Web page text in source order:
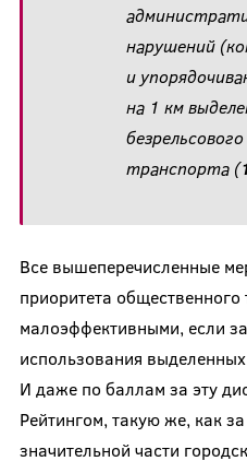
нарушений
и
на 1 км
транспорта (
Все вышеперечисленные
приоритета
малоэффективными, если
использования
И даже по баллам за эту
Рейтингом, такую же, как
значительной части